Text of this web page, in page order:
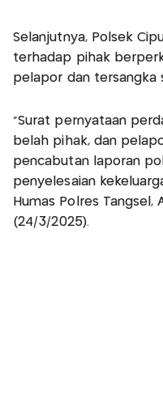
Selanjutnya, Polsek
terhadap pihak
pelapor dan tersangka
“Surat pernyataan
belah pihak, dan
pencabutan laporan
penyelesaian
Humas Polres Tangsel,
(24/3/2025).